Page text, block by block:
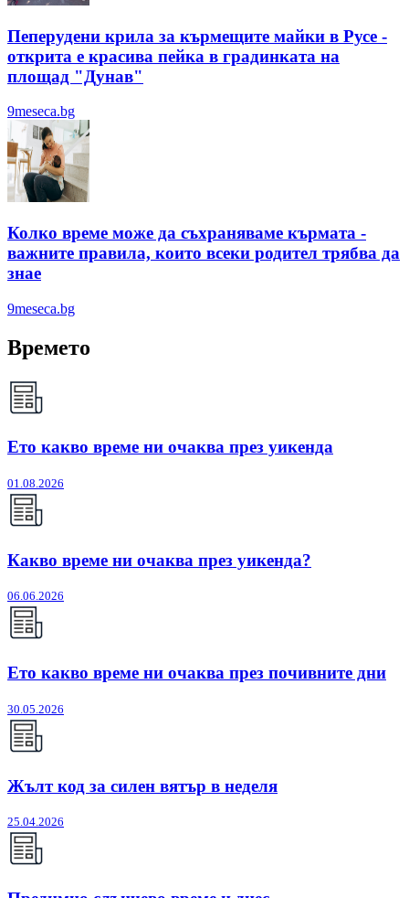
Пеперудени крила за кърмещите майки в Русе -
открита е красива пейка в градинката на
площад "Дунав"
9meseca.bg
Колко време може да съхраняваме кърмата -
важните правила, които всеки родител трябва да
знае
9meseca.bg
Времето
Ето какво време ни очаква през уикенда
01.08.2026
Какво време ни очаква през уикенда?
06.06.2026
Ето какво време ни очаква през почивните дни
30.05.2026
Жълт код за силен вятър в неделя
25.04.2026